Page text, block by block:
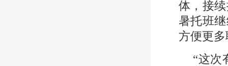
体，接
暑托班
方便更
“这次